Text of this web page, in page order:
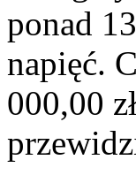
ponad
napięć.
000,00